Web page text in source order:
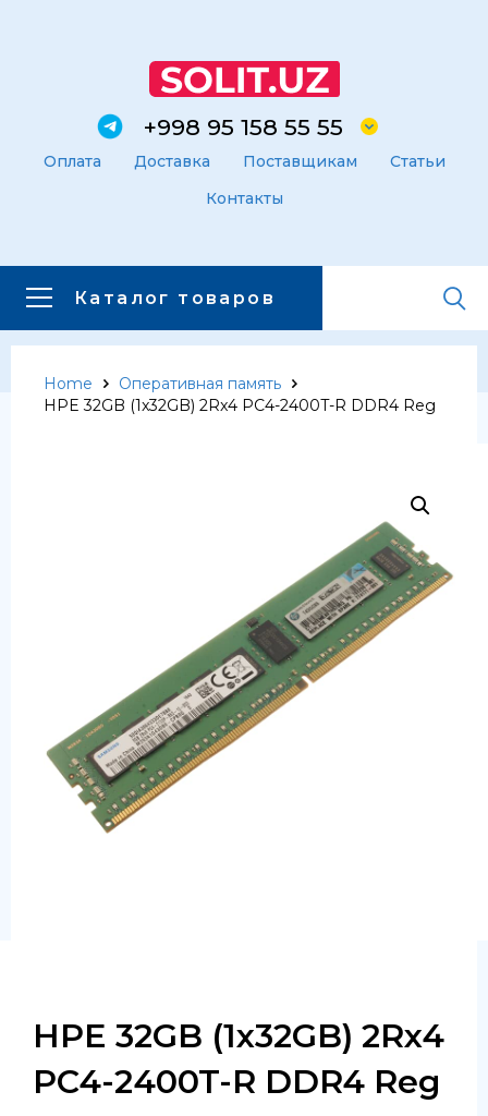
+998 95 158 55 55
Оплата Доставка Поставщикам
Статьи
Контакты
Каталог товаров
Главная Каталог товаров
Серверные комплектующие
Оперативная память
SSD диски
SATA диски
Блоки питания
Home
Оперативная память
HPE 32GB (1x32GB) 2Rx4 PC4-2400T-R DDR4 Reg
HPE 32GB (1x32GB) 2Rx4
PC4-2400T-R DDR4 Reg